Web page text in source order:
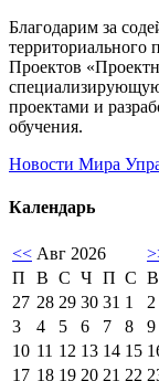
Благодарим за
территориального
Проектов
проектами и
обучения.
Новости Мира
Календарь
<< Авг 2026
П
В С Ч П С В
27 28 29 30 31 1
2
3
4 5 6 7 8
9
10 11 12 13 14 15
17 18 19 20 21 22